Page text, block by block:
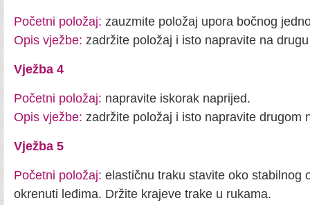
Početni položaj: zauzmite položaj upora bočnog
Opis vježbe: zadržite položaj i isto napravite na
Vježba 4
Početni položaj: napravite iskorak naprijed.
Opis vježbe: zadržite položaj i isto napravite drugom
Vježba 5
Početni položaj: elastičnu traku stavite oko stabilnog
okrenuti leđima. Držite krajeve trake u rukama.